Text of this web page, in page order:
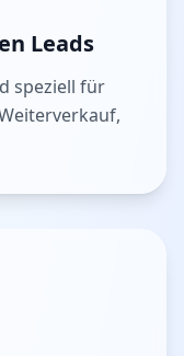
Leads
speziell für